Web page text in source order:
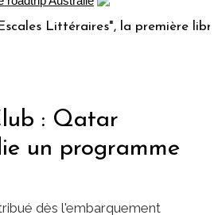
Littéraires", la première librairie
: Qatar
un programme
dès l'embarquement